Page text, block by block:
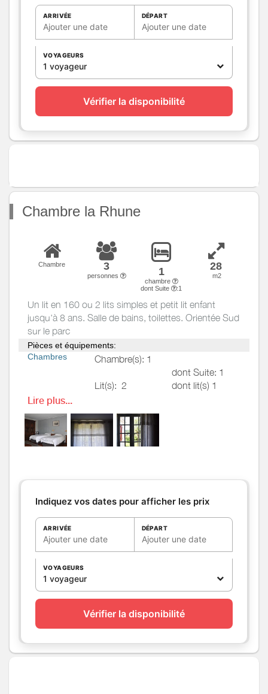
WC privés
Cuisine
Autres
pièces
Balcon
Media
Autres
équipements
AC
Chauffage
ARRIVÉE
Ajouter une date
DÉPART
Ajouter une date
VOYAGEURS
1 voyageur
Vérifier la disponibilité
Chambre la Rhune
Chambre 3
personnes 1
chambre
dont Suite
:1
28
m2
Un lit en 160 ou 2 lits simples et petit lit enfant
jusqu'à 8 ans. Salle de bains, toilettes. Orientée Sud
sur le parc
Pièces et équipements:
Chambres
Chambre(s): 1
dont Suite: 1
Lit(s): 2
dont lit(s) 1
Salle de
bains/Salle
Salle de bains avec
Sèche cheveux
Salle(s) de bains (avec baignoire):
WC privés
Cuisine
Autres
pièces
Media
Autres
Chauffage /
AC
Chauffage
Lire plus...
Indiquez vos dates pour afficher les prix
ARRIVÉE
Ajouter une date
DÉPART
Ajouter une date
VOYAGEURS
1 voyageur
Vérifier la disponibilité